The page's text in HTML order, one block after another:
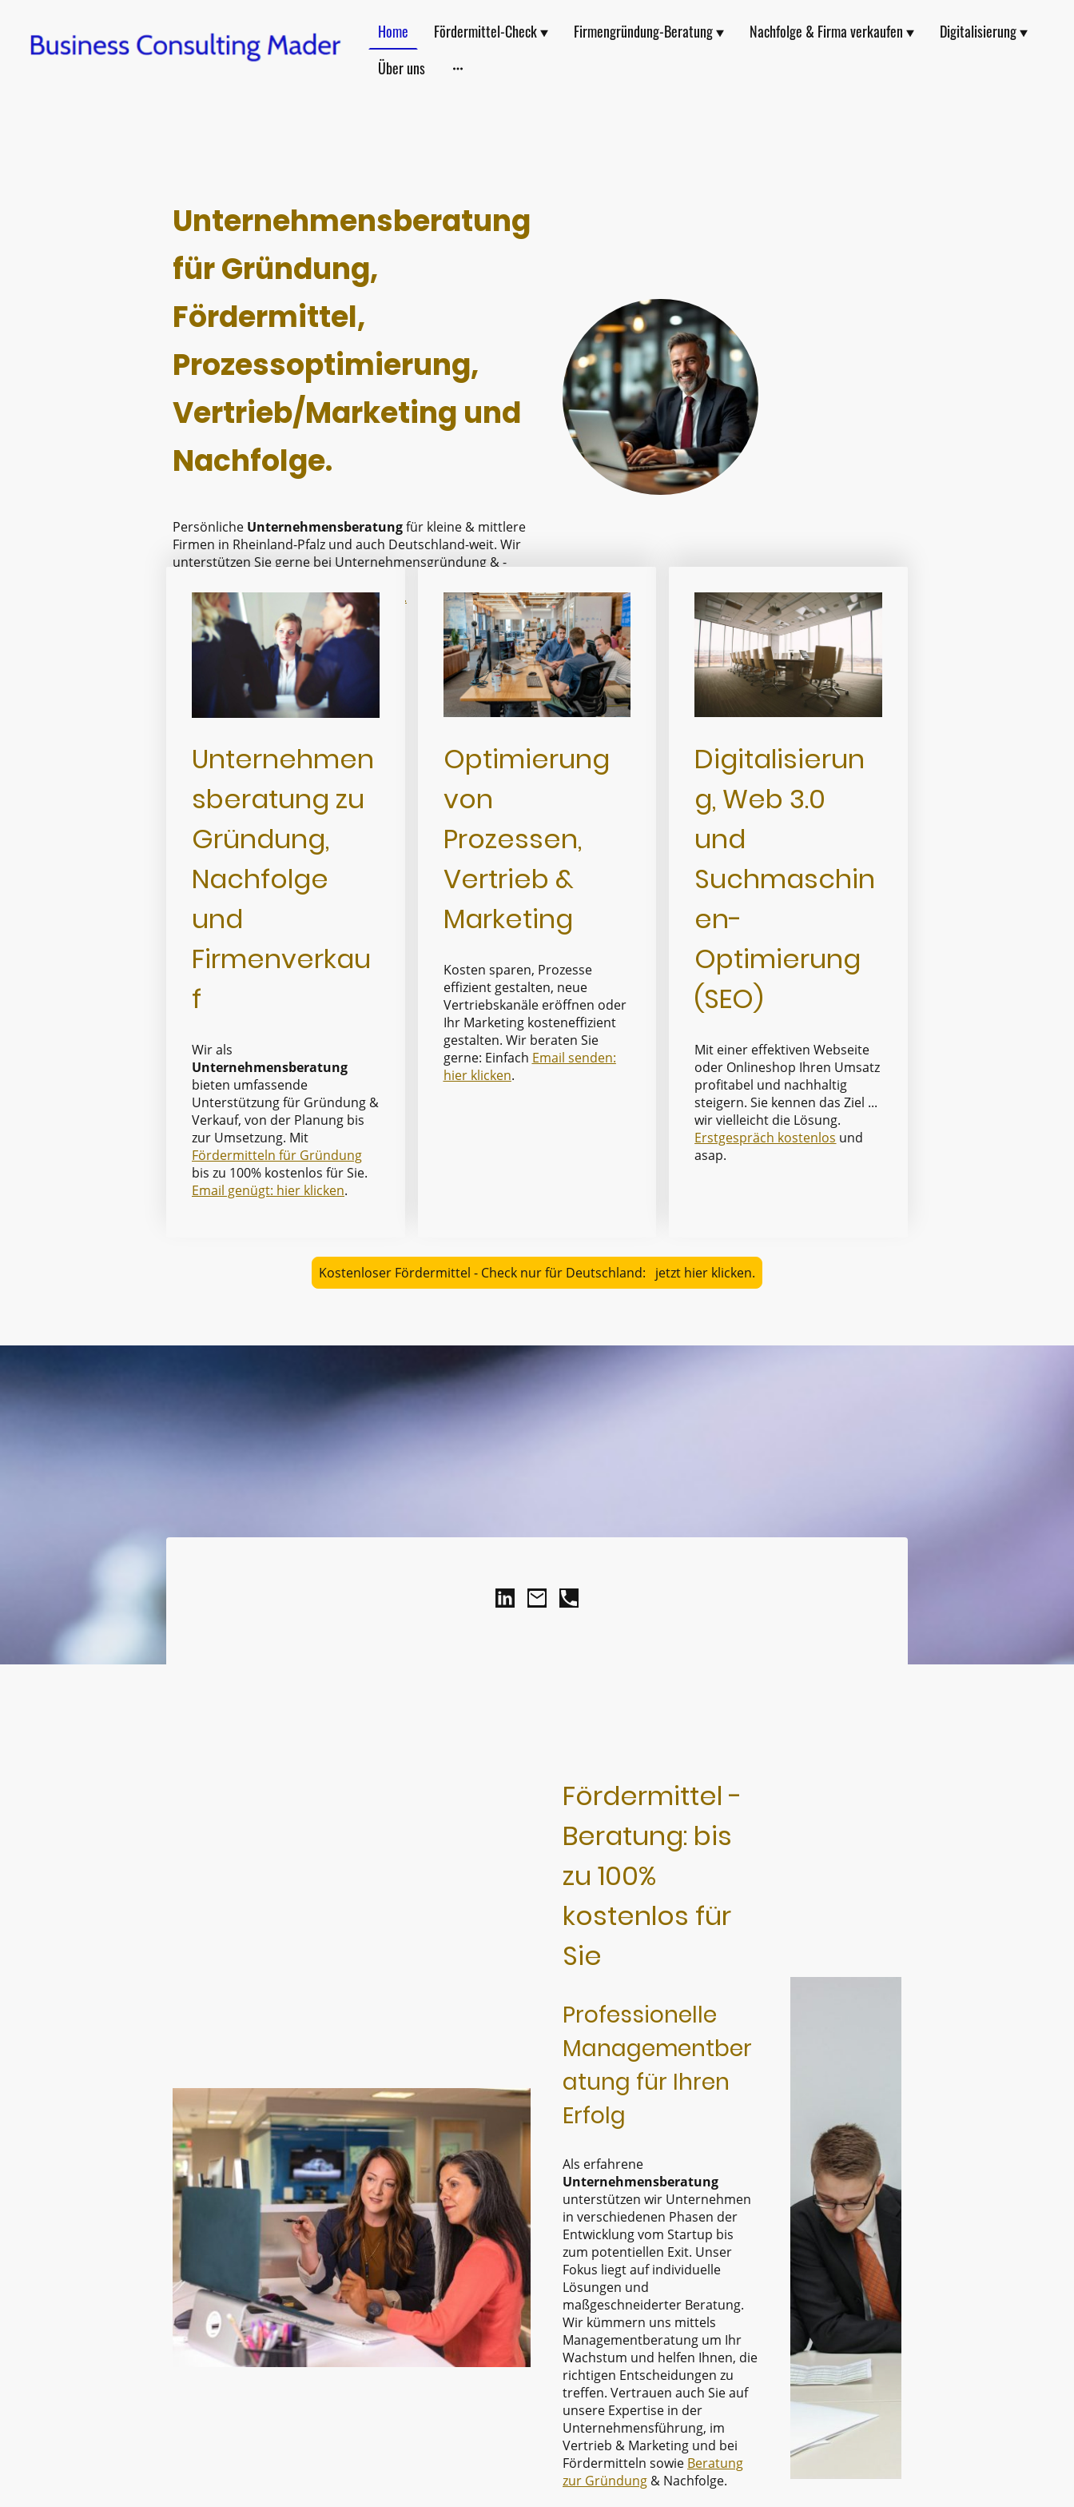
Home Fördermittel-Check Firmengründung-Beratung Nachfolge & Firma verkaufen
Digitalisierung
Über uns
Unternehmensberatung
für Gründung,
Fördermittel,
Prozessoptimierung,
Vertrieb/Marketing und
Nachfolge.
Persönliche Unternehmensberatungfür kleine & mittlere
Firmen in Rheinland-Pfalz und auch Deutschland-weit. Wir
unterstützen Sie gerne bei Unternehmensgründung & -
Kostenloses Erstgespräch: hier klicken.
Unternehmen
sberatung zu
Gründung,
Nachfolge
und
Firmenverkau
f
Wir als
Unternehmensberatung
bieten umfassende
Unterstützung für Gründung &
Verkauf, von der Planung bis
zur Umsetzung. Mit
Fördermitteln für Gründung
bis zu 100% kostenlos für Sie.
Email genügt: hier klicken.
Optimierung
von
Prozessen,
Vertrieb &
Marketing
Kosten sparen, Prozesse
effizient gestalten, neue
Vertriebskanäle eröffnen oder
Ihr Marketing kosteneffizient
gestalten. Wir beraten Sie
gerne: Einfach Email senden:
hier klicken.
Digitalisierun
g, Web 3.0
und
Suchmaschin
en-
Optimierung
(SEO)
Mit einer effektiven Webseite
oder Onlineshop Ihren Umsatz
profitabel und nachhaltig
steigern. Sie kennen das Ziel ...
wir vielleicht die Lösung.
Erstgespräch kostenlos und
asap.
Kostenloser Fördermittel - Check nur für Deutschland: jetzt hier klicken.
Fördermittel -
Beratung: bis
zu 100%
kostenlos für
Sie
Professionelle
Managementber
atung für Ihren
Erfolg
Als erfahrene
Unternehmensberatung
unterstützen wir Unternehmen
in verschiedenen Phasen der
Entwicklung vom Startup bis
zum potentiellen Exit. Unser
Fokus liegt auf individuelle
Lösungen und
maßgeschneiderter Beratung.
Wir kümmern uns mittels
Managementberatung um Ihr
Wachstum und helfen Ihnen, die
richtigen Entscheidungen zu
treffen. Vertrauen auch Sie auf
unsere Expertise in der
Unternehmensführung, im
Vertrieb & Marketing und bei
Fördermitteln sowie Beratung
zur Gründung & Nachfolge.